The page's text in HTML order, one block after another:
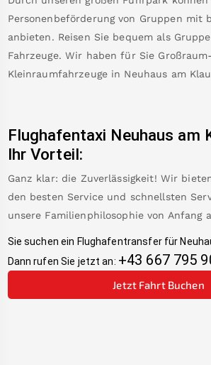
Personenbeförderung von Gruppen mit
anbieten. Reisen Sie bequem als
Fahrzeuge. Wir haben für Sie
Kleinraumfahrzeuge in Neuhaus am
Flughafentaxi Neuhaus am
Ihr Vorteil:
Ganz klar: die Zuverlässigkeit! Wir
den besten Service und schnellsten
unsere Familienphilosophie von Anfang
Sie suchen ein Flughafentransfer für
Dann rufen Sie jetzt an: +43 667 795
Jetzt Fahrt Buchen